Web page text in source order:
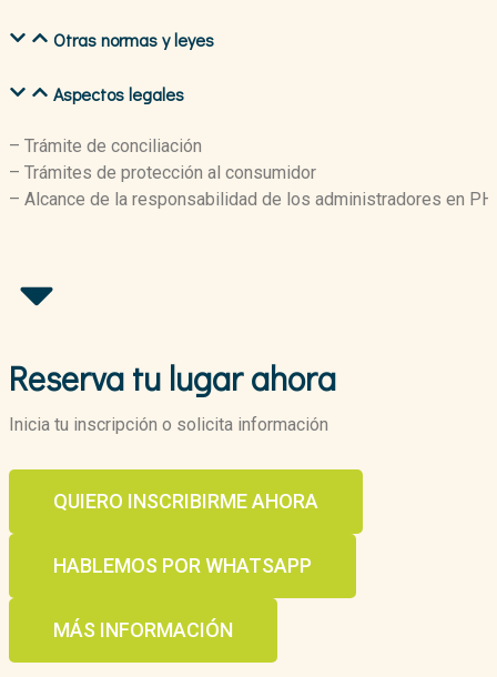
Otras normas y leyes
Aspectos legales
– Trámite de conciliación
– Trámites de protección al consumidor
– Alcance de la responsabilidad de los administradores en PH
Reserva tu lugar ahora
Inicia tu inscripción o solicita información
QUIERO INSCRIBIRME AHORA
HABLEMOS POR WHATSAPP
MÁS INFORMACIÓN